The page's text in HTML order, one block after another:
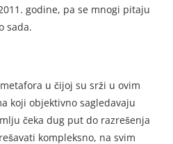
godine, pa se mnogi pitaju
sada.
u čijoj su srži u ovim
koji objektivno sagledavaju
čeka dug put do razrešenja
kompleksno, na svim